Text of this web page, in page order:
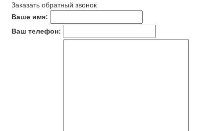
Заказать обратный звонок
Ваше имя:
Ваш телефон: